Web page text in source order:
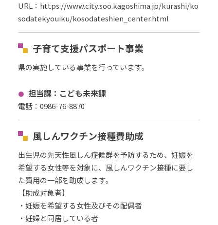
URL： https://www.city.soo.kagoshima.jp/kurashi/ko
sodatekyouiku/kosodateshien_center.html
子育て支援パスポート事業
県の実施している事業を行っています。
担当課：こども未来課
電話：0986-76-8870
風しんワクチン接種費助成
出生児の先天性風しん症候群を予防するため、妊娠を
希望する女性等を対象に、風しんワクチン接種に要し
た費用の一部を助成します。
【助成対象者】
・妊娠を希望する女性及びその配偶者
・妊婦と同居している者